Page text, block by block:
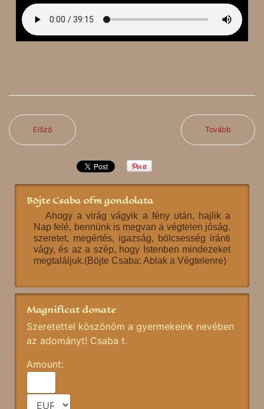
Előző Tovább
Böjte Csaba ofm gondolata
Ahogy a virág vágyik a fény után, hajlik a
Nap felé, bennünk is megvan a végtelen jóság,
szeretet, megértés, igazság, bölcsesség iránti
vágy, és az a szép, hogy Istenben mindezeket
megtaláljuk.(Böjte Csaba: Ablak a Végtelenre)
Magnificat donate
Szeretettel köszönöm a gyermekeink nevében
az adományt! Csaba t.
Amount: